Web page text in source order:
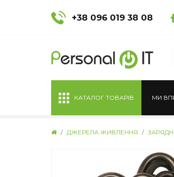
+38 096 019 38 08
КАТАЛОГ ТОВАРІВ МИ
ДЖЕРЕЛА ЖИВЛЕННЯ